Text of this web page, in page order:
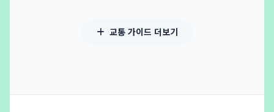
교통 가이드 더보기